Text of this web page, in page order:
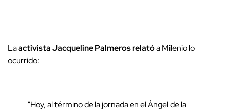
Laactivista Jacqueline Palmeros relatóa Milenio lo
ocurrido:
"Hoy, al término de la jornada en el Ángel de la